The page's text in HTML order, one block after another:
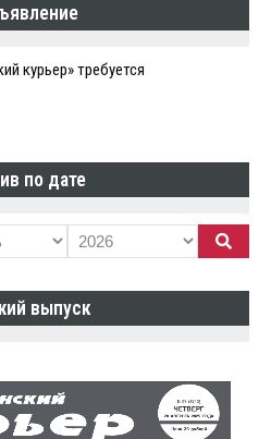
курьер» требуется
по дате
выпуск